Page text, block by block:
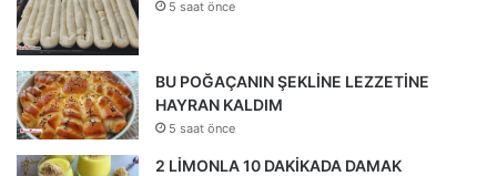
5 saat önce
BU POĞAÇANIN ŞEKLİNE LEZZETİNE
HAYRAN KALDIM
5 saat önce
2 LİMONLA 10 DAKİKADA DAMAK